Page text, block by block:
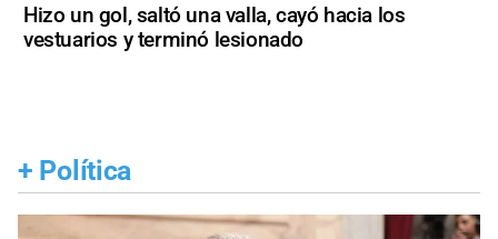
Hizo un gol, saltó una valla, cayó hacia los
vestuarios y terminó lesionado
+ Política